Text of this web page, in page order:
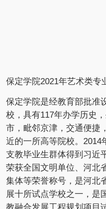
保定学院2021年艺术类专
保定学院是经教育部批准
校，具有117年办学历史
市，毗邻京津，交通便捷
近的一所高等院校。2014
支教毕业生群体得到习近
荣获全国文明单位、河北
集体等荣誉称号，是河北
展十所试点学校之一，是